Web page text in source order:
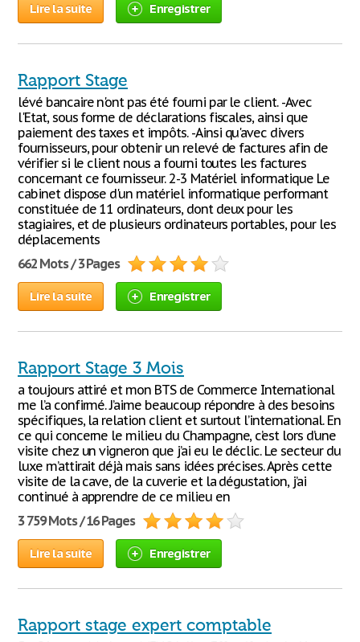
Lire la suite Enregistrer
Rapport Stage
lévé bancaire n'ont pas été fourni par le client. -Avec
l'Etat, sous forme de déclarations fiscales, ainsi que
paiement des taxes et impôts. -Ainsi qu'avec divers
fournisseurs, pour obtenir un relevé de factures afin de
vérifier si le client nous a fourni toutes les factures
concernant ce fournisseur. 2-3 Matériel informatique Le
cabinet dispose d'un matériel informatique performant
constituée de 11 ordinateurs, dont deux pour les
stagiaires, et de plusieurs ordinateurs portables, pour les
déplacements
662 Mots / 3 Pages
Lire la suite Enregistrer
Rapport Stage 3 Mois
a toujours attiré et mon BTS de Commerce International
me l’a confirmé. J’aime beaucoup répondre à des besoins
spécifiques, la relation client et surtout l’international. En
ce qui concerne le milieu du Champagne, c’est lors d’une
visite chez un vigneron que j’ai eu le déclic. Le secteur du
luxe m’attirait déjà mais sans idées précises. Après cette
visite de la cave, de la cuverie et la dégustation, j’ai
continué à apprendre de ce milieu en
3 759 Mots / 16 Pages
Lire la suite Enregistrer
Rapport stage expert comptable